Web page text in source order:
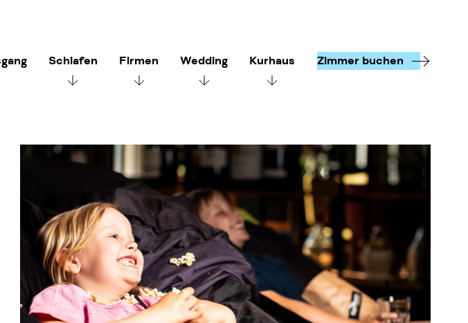
Schlafen Firmen Wedding Kurhaus Zimmer buchen